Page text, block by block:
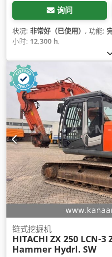
询问
状况: 非常好（已使用） , 功能:
小时: 12,300 h,
链式挖掘机
HITACHI ZX 250 LCN-3
Hammer Hydrl. SW